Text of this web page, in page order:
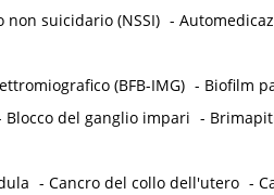
non suicidario (NSSI) -
(BFB-IMG) - Biofilm
Blocco del ganglio impari -
- Cancro del collo dell'utero -